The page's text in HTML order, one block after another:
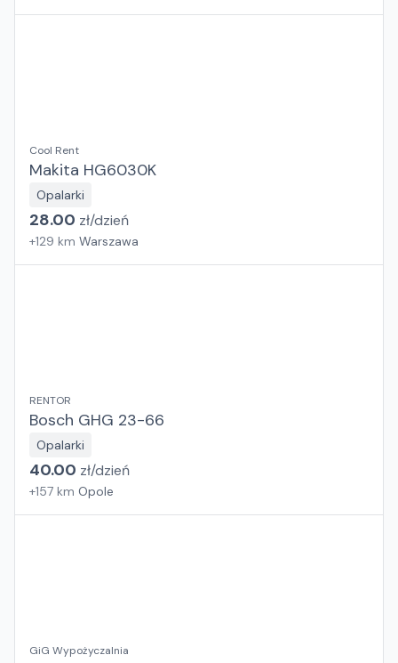
Cool Rent
Makita HG6030K
Opalarki
28.00 zł/dzień
+129 km Warszawa
RENTOR
Bosch GHG 23-66
Opalarki
40.00 zł/dzień
+157 km Opole
GiG Wypożyczalnia